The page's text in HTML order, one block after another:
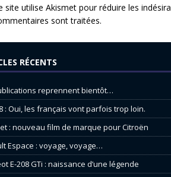
site utilise Akismet pour réduire les
sont traitées.
RÉCENTS
reprennent bientôt…
: Oui, les français vont parfois trop loin.
: nouveau film de marque pour Citroën
Espace : voyage, voyage…
E-208 GTi : naissance d’une légende